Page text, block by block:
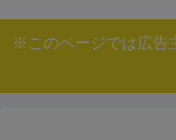
※このページでは広告